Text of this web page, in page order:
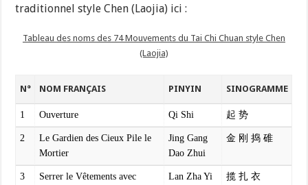
traditionnel style Chen (Laojia) ici :
Tableau des noms des 74 Mouvements du Tai Chi Chuan style Chen
(Laojia)
N° NOM FRANÇAIS PINYIN SINOGRAMME
1 Ouverture Qi Shi 起 势
2
Le Gardien des Cieux Pile le
Mortier
Jing Gang
Dao Zhui
金 刚 捣 碓
3
Serrer le Vêtements avec
Lan Zha Yi 揽 扎 衣